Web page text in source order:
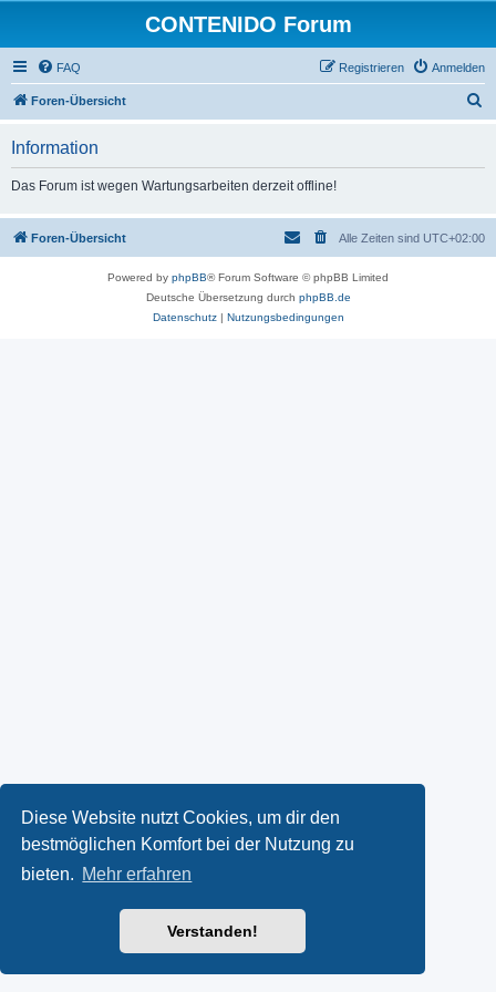
Diese Website nutzt Cookies, um dir den
bestmöglichen Komfort bei der Nutzung zu
bieten. Mehr erfahren
Verstanden!
CONTENIDO Forum
FAQ Anmelden
Registrieren
Foren-Übersicht
Information
Das Forum ist wegen Wartungsarbeiten derzeit offline!
Foren-Übersicht Alle Zeiten sind UTC+02:00
Powered by phpBB® Forum Software © phpBB Limited
Deutsche Übersetzung durch phpBB.de
Datenschutz| Nutzungsbedingungen